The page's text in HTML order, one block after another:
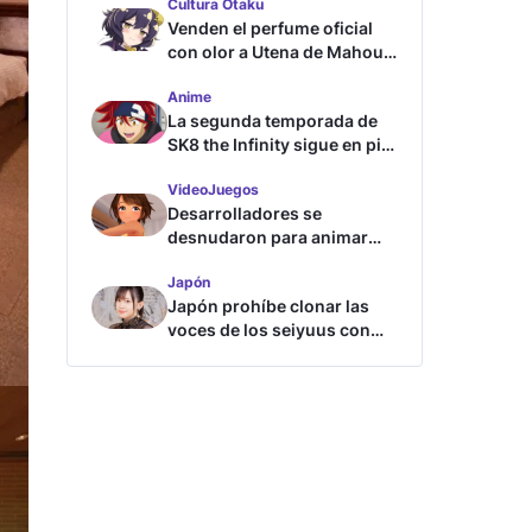
Cultura Otaku
Venden el perfume oficial
con olor a Utena de Mahou
Anime
La segunda temporada de
SK8 the Infinity sigue en pie
VideoJuegos
Desarrolladores se
desnudaron para animar
Japón
Japón prohíbe clonar las
voces de los seiyuus con